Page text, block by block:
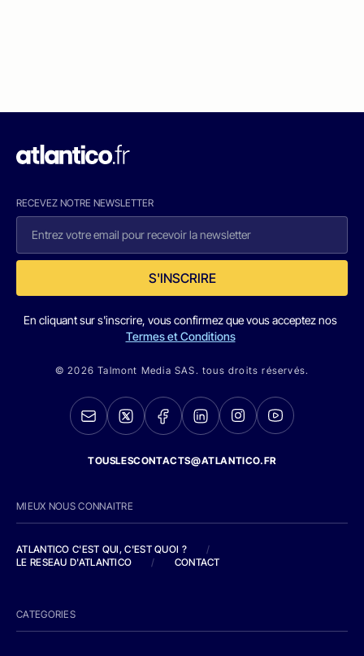
RECEVEZ NOTRE NEWSLETTER
S'INSCRIRE
En cliquant sur s'inscrire, vous confirmez que vous acceptez nos
Termes et Conditions
© 2026 Talmont Media SAS. tous droits réservés.
TOUSLESCONTACTS@ATLANTICO.FR
MIEUX NOUS CONNAITRE
ATLANTICO C'EST QUI, C'EST QUOI ?
/
LE RESEAU D'ATLANTICO
/ CONTACT
CATEGORIES